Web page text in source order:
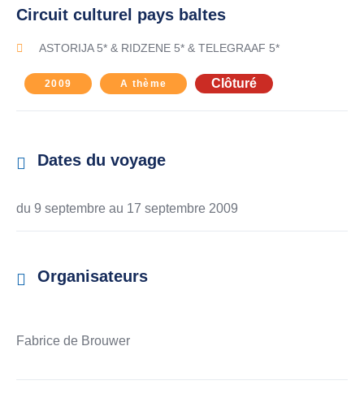
Circuit culturel pays baltes
ASTORIJA 5* & RIDZENE 5* & TELEGRAAF 5*
2009 A thème Clôturé
Dates du voyage
du 9 septembre au 17 septembre 2009
Organisateurs
Fabrice de Brouwer